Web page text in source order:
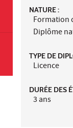
NATURE :
Formation
Diplôme
TYPE DE
Licence
DURÉE DES
3 ans